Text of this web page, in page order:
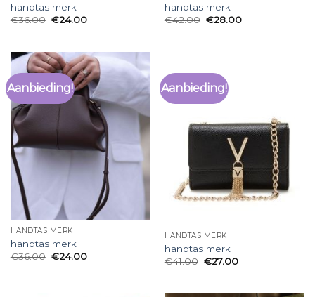
handtas merk
€36.00 €24.00
handtas merk
€42.00 €28.00
Aanbieding!
HANDTAS MERK
handtas merk
€36.00 €24.00
Aanbieding!
HANDTAS MERK
handtas merk
€41.00 €27.00